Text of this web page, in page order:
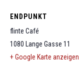
ENDPUNKT
flinte Café
1080
Lange Gasse 11
+ Google Karte anzeigen